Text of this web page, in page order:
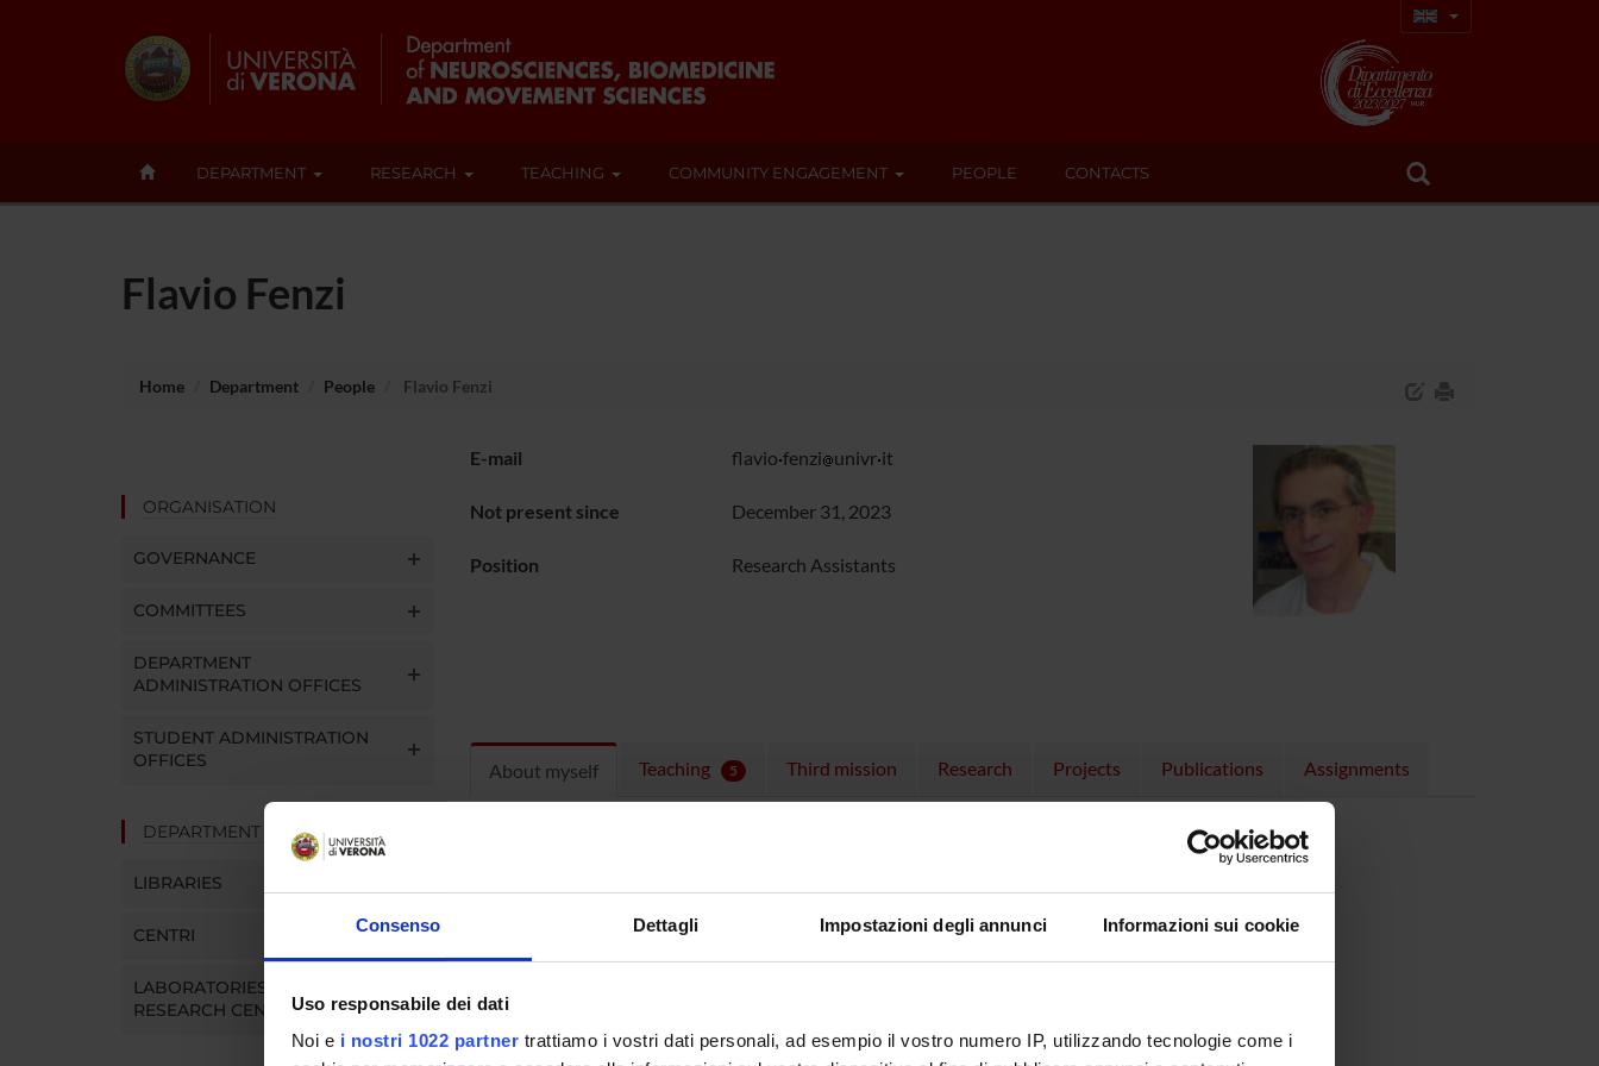
Consenso Dettagli Impostazioni degli annunci Informazioni sui cookie
Uso responsabile dei dati
Noi e i nostri 1022 partner trattiamo i vostri dati personali, ad esempio il vostro numero IP, utilizzando tecnologie come i
DEPARTMENT RESEARCH TEACHING COMMUNITY ENGAGEMENT PEOPLE CONTACTS
Flavio Fenzi
Home Department People Flavio Fenzi
ORGANISATION
GOVERNANCE
COMMITTEES
DEPARTMENT
ADMINISTRATION OFFICES
STUDENT ADMINISTRATION
OFFICES
DEPARTMENT FACILITIES
LIBRARIES
CENTRI
LABORATORIES AND
RESEARCH CENTRES
E-mail flavio fenzi univr it
Not present since December 31, 2023
Position Research Assistants
About myself Teaching 5 Third mission Research Projects Publications Assignments